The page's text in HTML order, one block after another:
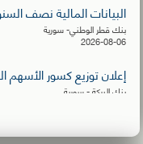
البيانات المالية نصف السنوية
بنك قطر الوطني- سورية
2026-08-06
إعلان توزيع كسور الأسهم
بنك البركة - سورية
البيانات المالية نصف